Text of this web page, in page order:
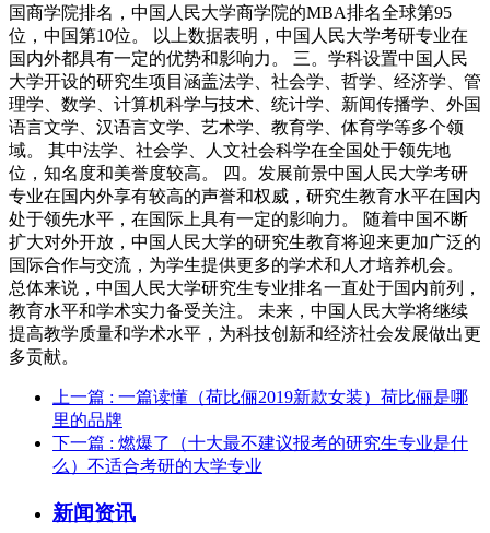
国商学院排名，中国人民大学商学院的MBA排名全球第95
位，中国第10位。 以上数据表明，中国人民大学考研专业在
国内外都具有一定的优势和影响力。 三。学科设置中国人民
大学开设的研究生项目涵盖法学、社会学、哲学、经济学、管
理学、数学、计算机科学与技术、统计学、新闻传播学、外国
语言文学、汉语言文学、艺术学、教育学、体育学等多个领
域。 其中法学、社会学、人文社会科学在全国处于领先地
位，知名度和美誉度较高。 四。发展前景中国人民大学考研
专业在国内外享有较高的声誉和权威，研究生教育水平在国内
处于领先水平，在国际上具有一定的影响力。 随着中国不断
扩大对外开放，中国人民大学的研究生教育将迎来更加广泛的
国际合作与交流，为学生提供更多的学术和人才培养机会。
总体来说，中国人民大学研究生专业排名一直处于国内前列，
教育水平和学术实力备受关注。 未来，中国人民大学将继续
提高教学质量和学术水平，为科技创新和经济社会发展做出更
多贡献。
上一篇 : 一篇读懂（荷比俪2019新款女装）荷比俪是哪
里的品牌
下一篇 : 燃爆了（十大最不建议报考的研究生专业是什
么）不适合考研的大学专业
新闻资讯